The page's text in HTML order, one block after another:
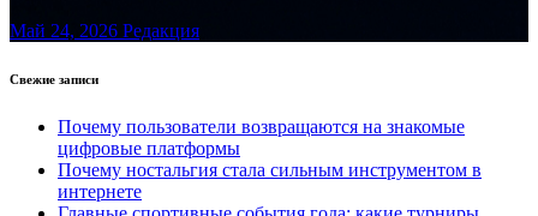
Май 24, 2026 Редакция
Свежие записи
Почему пользователи возвращаются на знакомые
цифровые платформы
Почему ностальгия стала сильным инструментом в
интернете